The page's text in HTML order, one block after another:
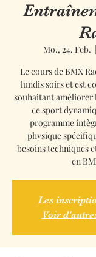
Mo., 24. Feb.
  |
Le cours de BMX
lundis soirs et est
souhaitant améliorer
ce sport
programme
physique
besoins techniques
en
Les
Voir